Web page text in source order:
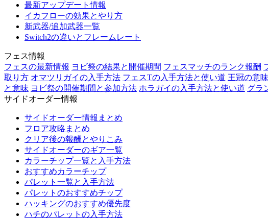
最新アップデート情報
イカフローの効果とやり方
新武器/追加武器一覧
Switch2の違いとフレームレート
フェス情報
フェスの最新情報 ヨビ祭の結果と開催期間 フェスマッチのランク報酬
取り方 オマツリガイの入手方法 フェスTの入手方法と使い道 王冠の意
と意味 ヨビ祭の開催期間と参加方法 ホラガイの入手方法と使い道 グラ
サイドオーダー情報
サイドオーダー情報まとめ
フロア攻略まとめ
クリア後の報酬とやりこみ
サイドオーダーのギア一覧
カラーチップ一覧と入手方法
おすすめカラーチップ
パレット一覧と入手方法
パレットのおすすめチップ
ハッキングのおすすめ優先度
ハチのパレットの入手方法